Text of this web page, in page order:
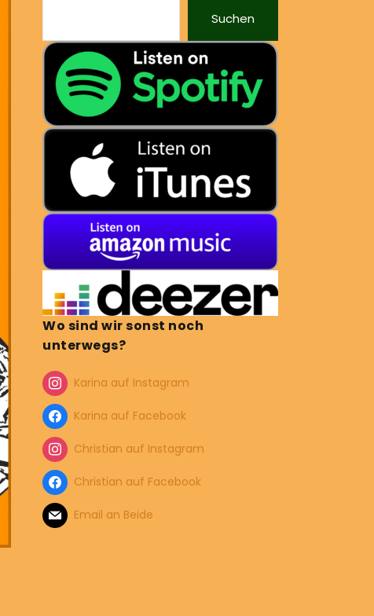
Suchen
Wo sind wir sonst noch
unterwegs?
Karina auf Instagram
Karina auf Facebook
Christian auf Instagram
Christian auf Facebook
Email an Beide